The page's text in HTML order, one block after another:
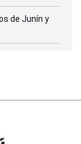
de Junín y